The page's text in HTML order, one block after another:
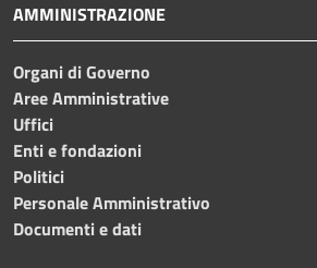
AMMINISTRAZIONE
Organi di Governo
Aree Amministrative
Uffici
Enti e fondazioni
Politici
Personale Amministrativo
Documenti e dati